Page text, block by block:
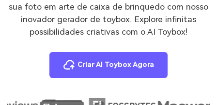
sua foto em arte de caixa de brinquedo com nosso
inovador gerador de toybox. Explore infinitas
possibilidades criativas com o AI Toybox!
Criar AI Toybox Agora